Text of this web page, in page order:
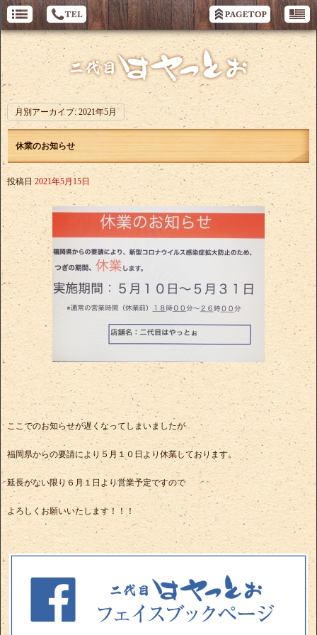
月別アーカイブ:2021年5月
休業のお知らせ
投稿日 2021年5月15日
ここでのお知らせが遅くなってしまいましたが
福岡県からの要請により５月１０日より休業しております。
延長がない限り６月１日より営業予定ですので
よろしくお願いいたします！！！